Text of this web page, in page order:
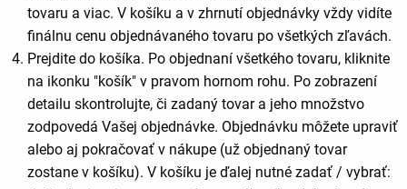
tovaru a viac. V košíku a v zhrnutí objednávky vždy vidíte
finálnu cenu objednávaného tovaru po všetkých zľavách.
Prejdite do košíka. Po objednaní všetkého tovaru, kliknite
na ikonku "košík" v pravom hornom rohu. Po zobrazení
detailu skontrolujte, či zadaný tovar a jeho množstvo
zodpovedá Vašej objednávke. Objednávku môžete upraviť
alebo aj pokračovať v nákupe (už objednaný tovar
zostane v košíku). V košíku je ďalej nutné zadať / vybrať: